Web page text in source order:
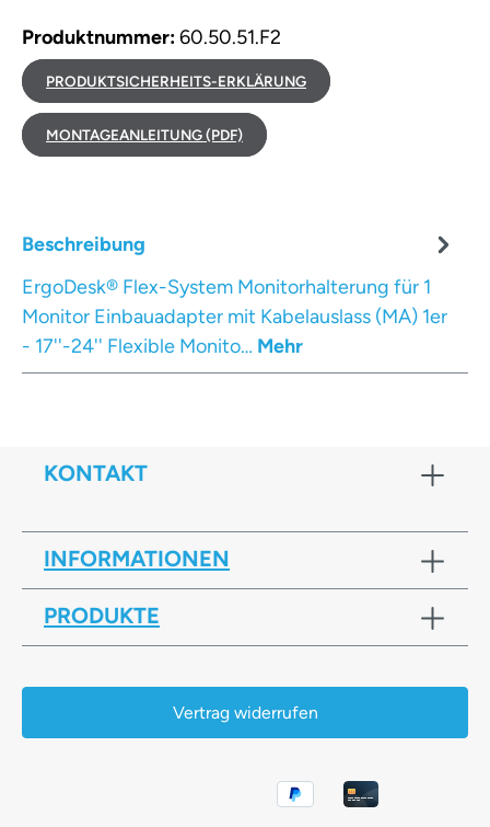
Produktnummer:60.50.51.F2
PRODUKTSICHERHEITS-ERKLÄRUNG
MONTAGEANLEITUNG (PDF)
Beschreibung
ErgoDesk® Flex-System Monitorhalterung für 1
Monitor Einbauadapter mit Kabelauslass (MA) 1er
- 17''-24'' Flexible Monito… Mehr
KONTAKT
INFORMATIONEN
PRODUKTE
Vertrag widerrufen